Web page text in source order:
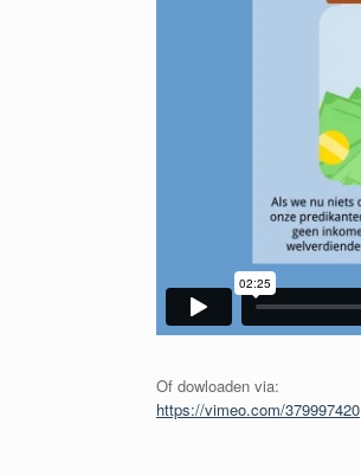
Of dowloaden via:
https://vimeo.com/379997420